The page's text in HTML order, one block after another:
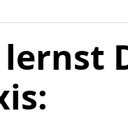
lernst